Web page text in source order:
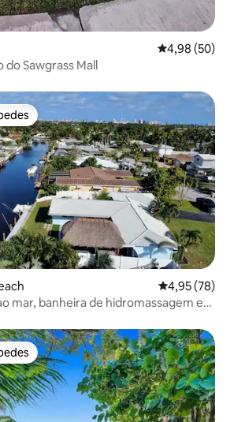
4,98 de uma
4,98 (50)
do Sawgrass Mall
4,95 de uma
4,95 (78)
mar, banheira de hidromassagem e